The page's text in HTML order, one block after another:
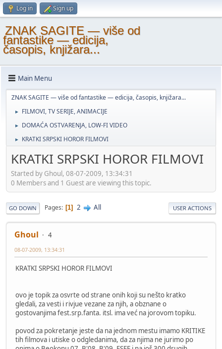
Log in Sign up
ZNAK SAGITE — više od
fantastike — edicija,
časopis, knjižara...
Main Menu
ZNAK SAGITE — više od fantastike — edicija, časopis, knjižara...
► FILMOVI, TV SERIJE, ANIMACIJE
► DOMAĆA OSTVARENJA, LOW-FI VIDEO
► KRATKI SRPSKI HOROR FILMOVI
KRATKI SRPSKI HOROR FILMOVI
Started by Ghoul, 08-07-2009, 13:34:31
0 Members and 1 Guest are viewing this topic.
GO DOWN Pages 1 2 All USER ACTIONS
Ghoul 4
08-07-2009, 13:34:31
KRATKI SRPSKI HOROR FILMOVI
ovo je topik za osvrte od strane onih koji su nešto kratko
gledali, za vesti i rivjue vezane za njih, a obznane o
gostovanjima fest.srp.fanta. itsl. ima već na jorovom topiku.
povod za pokretanje jeste da na jednom mestu imamo KRITIKE
tih filmova i utiske o odgledanima, da za njima ne jurimo po